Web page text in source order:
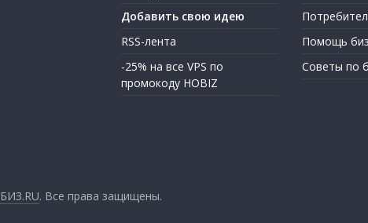
Добавить свою идею
RSS-лента
-25% на все VPS по
промокоду HOBIZ
Помощь
Советы по
. Все права защищены.